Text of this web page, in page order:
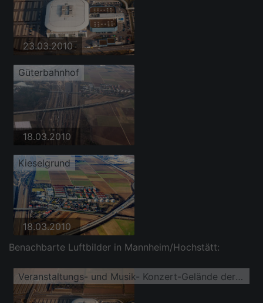
23.03.2010
Güterbahnhof
18.03.2010
Kieselgrund
18.03.2010
Benachbarte Luftbilder in Mannheim/Hochstätt:
Veranstaltungs- und Musik- Konzert-Gelände der SAP Arena